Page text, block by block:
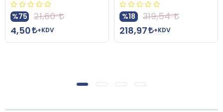
%75
21,60
4,50
+KDV
%18
319,54
218,97
+KDV